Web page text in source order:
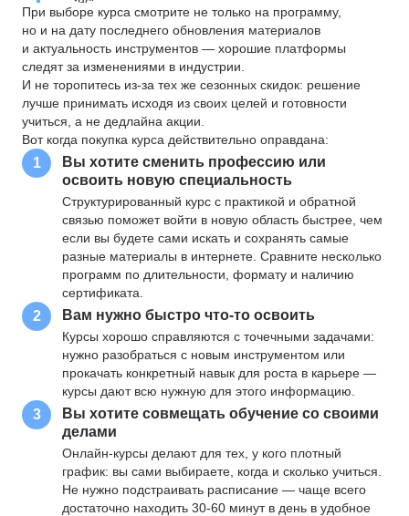
При выборе курса смотрите не только на программу,
но и на дату последнего обновления материалов
и актуальность инструментов — хорошие платформы
следят за изменениями в индустрии.
И не торопитесь из-за тех же сезонных скидок: решение
лучше принимать исходя из своих целей и готовности
учиться, а не дедлайна акции.
Вот когда покупка курса действительно оправдана:
1
Вы хотите сменить профессию или
освоить новую специальность
Структурированный курс с практикой и обратной
связью поможет войти в новую область быстрее, чем
если вы будете сами искать и сохранять самые
разные материалы в интернете. Сравните несколько
программ по длительности, формату и наличию
сертификата.
2 Вам нужно быстро что-то освоить
Курсы хорошо справляются с точечными задачами:
нужно разобраться с новым инструментом или
прокачать конкретный навык для роста в карьере —
курсы дают всю нужную для этого информацию.
3
Вы хотите совмещать обучение со своими
делами
Онлайн-курсы делают для тех, у кого плотный
график: вы сами выбираете, когда и сколько учиться.
Не нужно подстраивать расписание — чаще всего
достаточно находить 30-60 минут в день в удобное